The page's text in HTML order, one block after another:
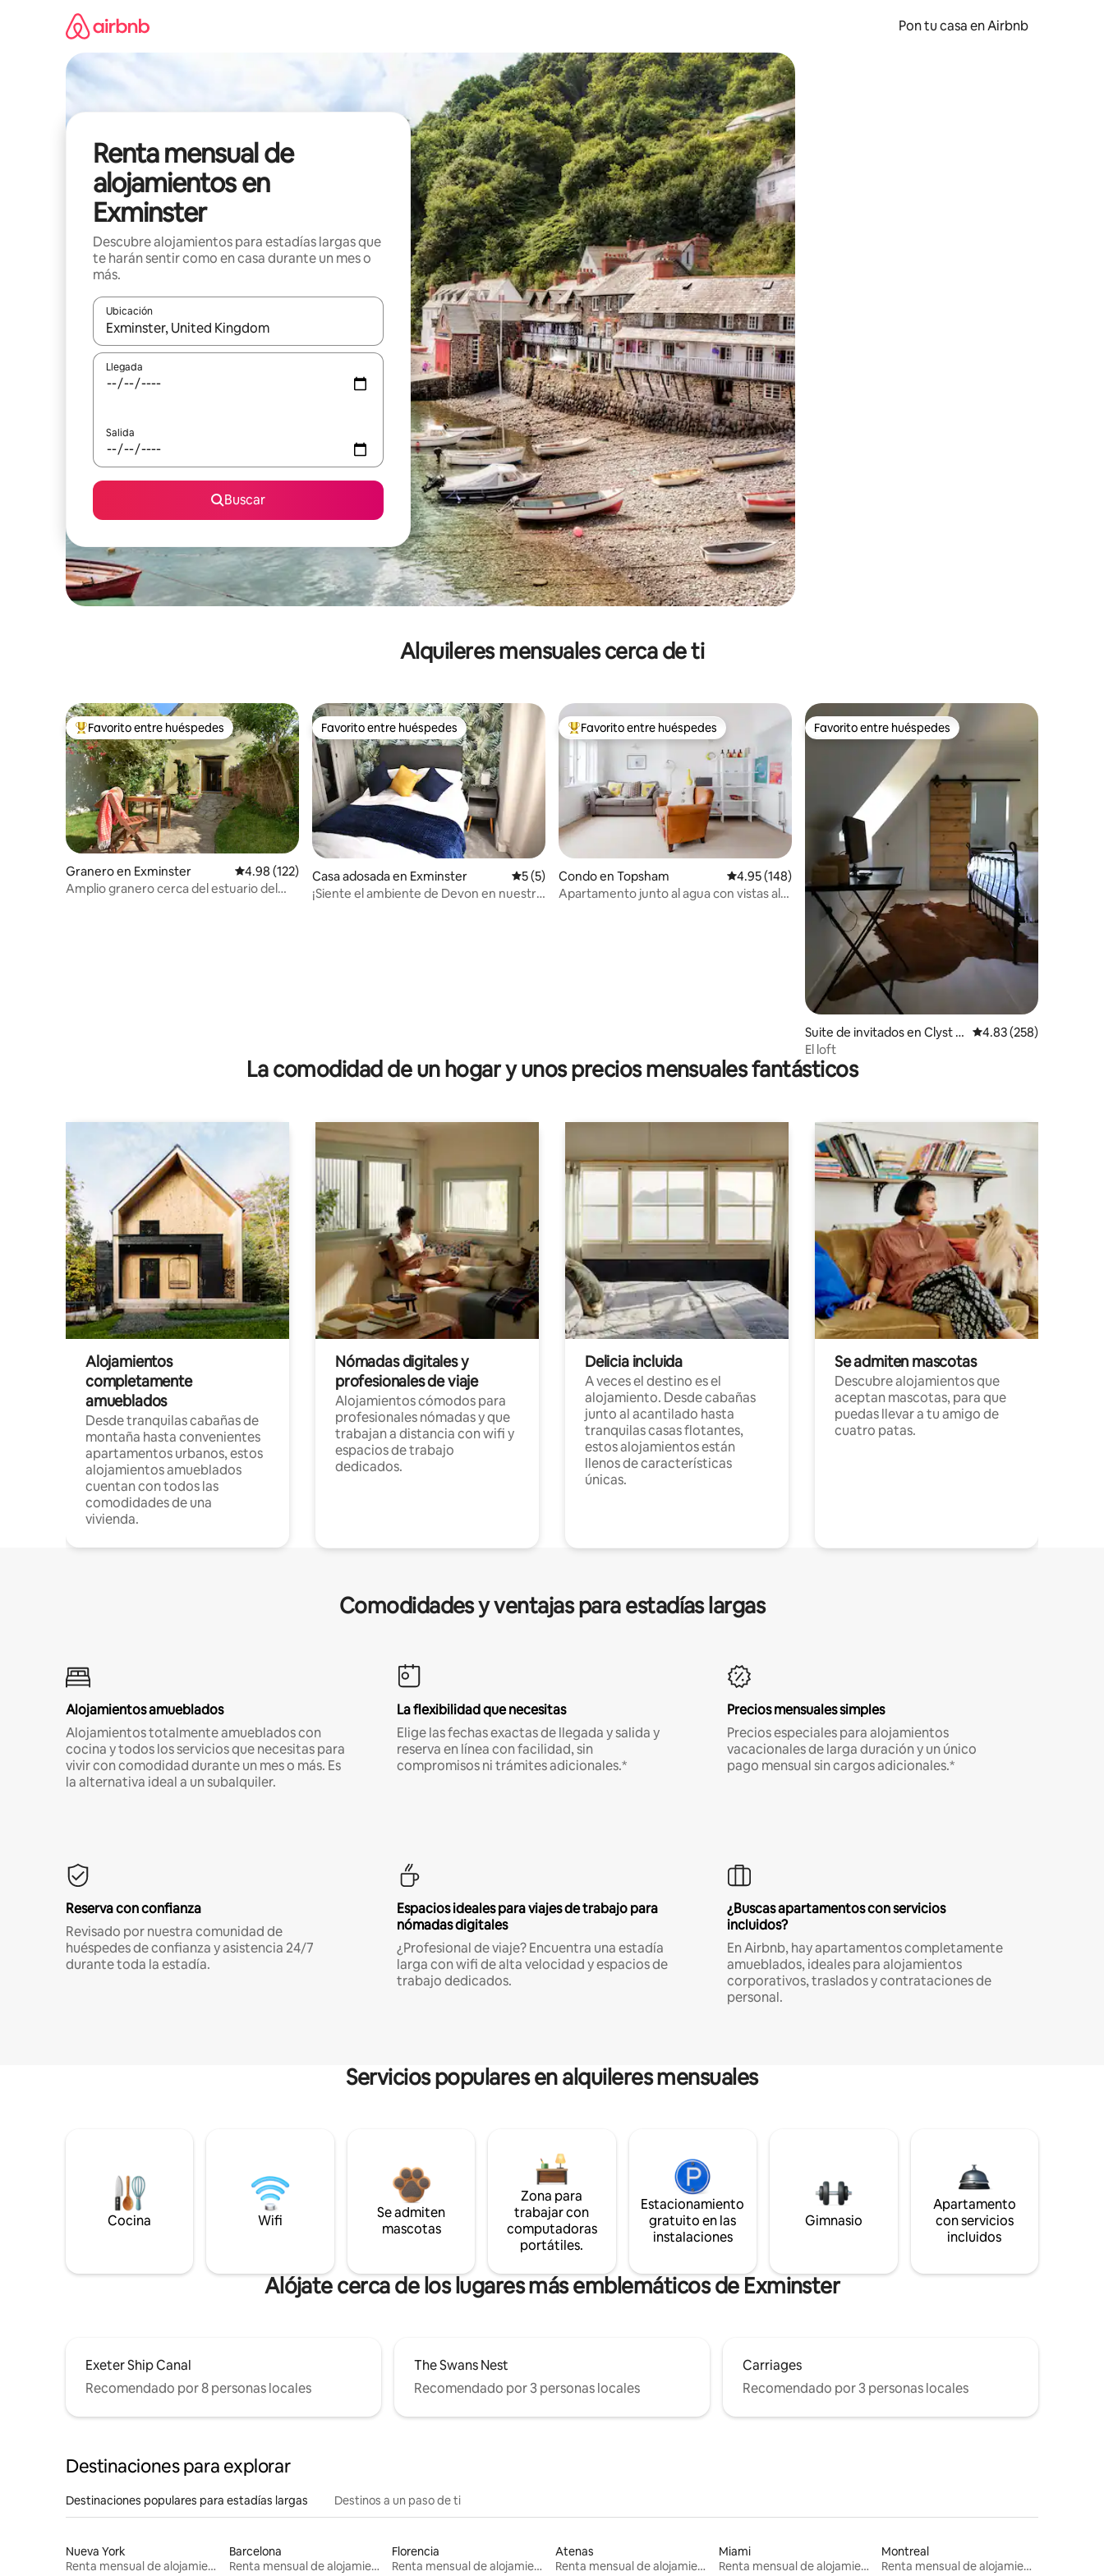
Pon tu casa en Airbnb
Renta mensual de
alojamientos en
Exminster
Descubre alojamientos para estadías largas que
te harán sentir como en casa durante un mes o
más.
Ubicación
Cuando los resultados estén disponibles, navega con las teclas de flecha hacia arriba y hacia abajo o explora con el tacto o desliza el dedo.
Llegada
Salida
Buscar
Alquileres mensuales cerca de ti
Favorito entre huéspedes preferido
Favorito entre huéspedes
Granero en Exminster Calificación promedio: 4.98 de 5, 122 reseñas
4.98 (122)
Amplio granero cerca del estuario del
Favorito entre huéspedes
Favorito entre huéspedes
Casa adosada en Exminster Calificación promedio: 5 de 5, 5 reseñas
5 (5)
¡Siente el ambiente de Devon en nuestro
Favorito entre huéspedes preferido
Favorito entre huéspedes
Condo en Topsham Calificación promedio: 4.95 de 5, 148 reseñas
4.95 (148)
Apartamento junto al agua con vistas al
Favorito entre huéspedes
Favorito entre huéspedes
Suite de invitados en Clyst S
aint George
Calificación promedio:
4.83 (258)
El loft
La comodidad de un hogar y unos precios mensuales fantásticos
Alojamientos
completamente
amueblados
Desde tranquilas cabañas de
montaña hasta convenientes
apartamentos urbanos, estos
alojamientos amueblados
cuentan con todos las
comodidades de una
vivienda.
Nómadas digitales y
profesionales de viaje
Alojamientos cómodos para
profesionales nómadas y que
trabajan a distancia con wifi y
espacios de trabajo
dedicados.
Delicia incluida
A veces el destino es el
alojamiento. Desde cabañas
junto al acantilado hasta
tranquilas casas flotantes,
estos alojamientos están
llenos de características
únicas.
Se admiten mascotas
Descubre alojamientos que
aceptan mascotas, para que
puedas llevar a tu amigo de
cuatro patas.
Comodidades y ventajas para estadías largas
Alojamientos amueblados
Alojamientos totalmente amueblados con
cocina y todos los servicios que necesitas para
vivir con comodidad durante un mes o más. Es
la alternativa ideal a un subalquiler.
La flexibilidad que necesitas
Elige las fechas exactas de llegada y salida y
reserva en línea con facilidad, sin
compromisos ni trámites adicionales.*
Precios mensuales simples
Precios especiales para alojamientos
vacacionales de larga duración y un único
pago mensual sin cargos adicionales.*
Reserva con confianza
Revisado por nuestra comunidad de
huéspedes de confianza y asistencia 24/7
durante toda la estadía.
Espacios ideales para viajes de trabajo para
nómadas digitales
¿Profesional de viaje? Encuentra una estadía
larga con wifi de alta velocidad y espacios de
trabajo dedicados.
¿Buscas apartamentos con servicios
incluidos?
En Airbnb, hay apartamentos completamente
amueblados, ideales para alojamientos
corporativos, traslados y contrataciones de
personal.
Servicios populares en alquileres mensuales
Cocina Wifi
Se admiten
mascotas
Zona para
trabajar con
computadoras
portátiles.
Estacionamiento
gratuito en las
instalaciones
Gimnasio
Apartamento
con servicios
incluidos
Alójate cerca de los lugares más emblemáticos de Exminster
Exeter Ship Canal
Recomendado por 8 personas locales
The Swans Nest
Recomendado por 3 personas locales
Carriages
Recomendado por 3 personas locales
Destinaciones para explorar
Destinaciones populares para estadías largas Destinos a un paso de ti
Nueva York
Renta mensual de alojamientos
Barcelona
Renta mensual de alojamientos
Florencia
Renta mensual de alojamientos
Atenas
Renta mensual de alojamientos
Miami
Renta mensual de alojamientos
Montreal
Renta mensual de alojamientos